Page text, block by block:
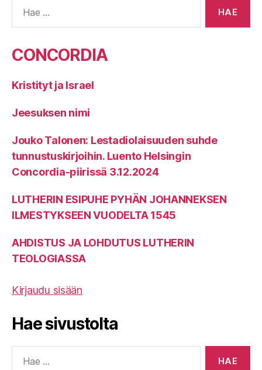
CONCORDIA
Kristityt ja Israel
Jeesuksen nimi
Jouko Talonen: Lestadiolaisuuden suhde
tunnustuskirjoihin. Luento Helsingin
Concordia-piirissä 3.12.2024
LUTHERIN ESIPUHE PYHÄN JOHANNEKSEN
ILMESTYKSEEN VUODELTA 1545
AHDISTUS JA LOHDUTUS LUTHERIN
TEOLOGIASSA
Kirjaudu sisään
Hae sivustolta